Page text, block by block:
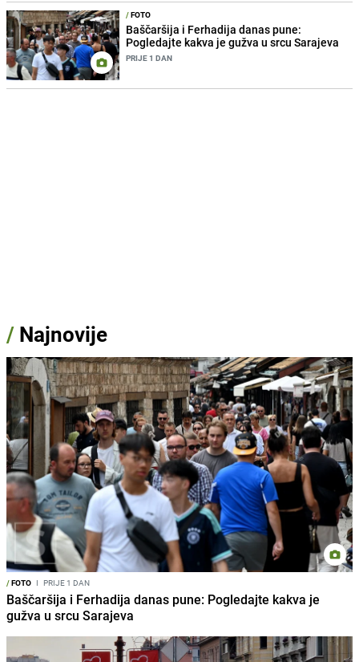
/FOTO
Baščaršija i Ferhadija danas pune:
Pogledajte kakva je gužva u srcu Sarajeva
PRIJE 1 DAN
/ Najnovije
/FOTO I PRIJE 1 DAN
Baščaršija i Ferhadija danas pune: Pogledajte kakva je
gužva u srcu Sarajeva